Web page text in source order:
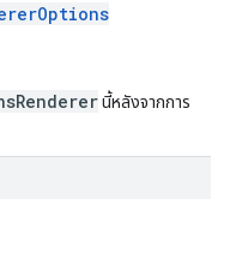
นี้หลังจากการ